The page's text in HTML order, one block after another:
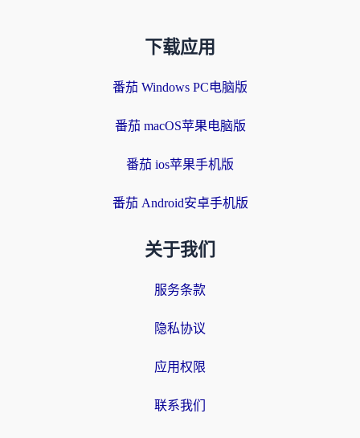
下载应用
番茄 Windows PC电脑版
番茄 macOS苹果电脑版
番茄 ios苹果手机版
番茄 Android安卓手机版
关于我们
服务条款
隐私协议
应用权限
联系我们